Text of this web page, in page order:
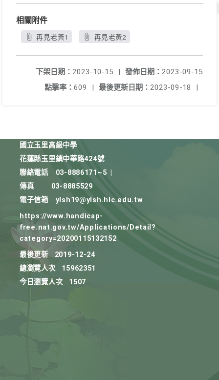
相關附件
再見老黃1 再見老黃2
發佈日期： 2023-09-15
下架日期： 2023-10-15
|
最後更新日期： 2023-09-18 |
點擊率： 609 |
國立玉里高級中學
花蓮縣玉里鎮中華路424號
聯絡電話
03-8886171~5
傳真
03-8885529
電子信箱
ylsh19@ylsh.hlc.edu.tw
https://www.handicap-
free.nat.gov.tw/Applications/Detail?
category=20200115132152
最後更新
2019-12-24
總瀏覽人次
15962351
今日瀏覽人次
1507